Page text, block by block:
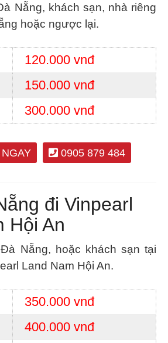
Nẵng, khách sạn, nhà riêng
hoặc ngược lại.
120.000 vnđ
150.000 vnđ
300.000 vnđ
0905 879 484
đi Vinpearl
Hội An
Nẵng, hoặc khách sạn tại
Land Nam Hội An.
350.000 vnđ
400.000 vnđ